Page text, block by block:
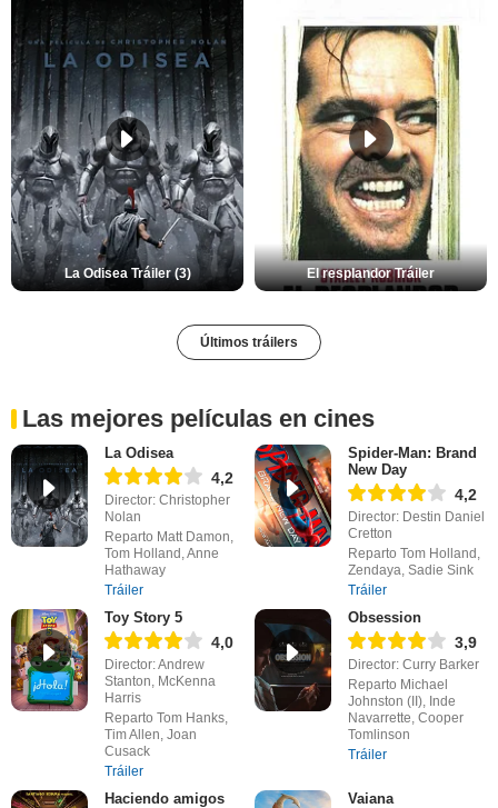
La Odisea Tráiler (3) El resplandor Tráiler
Últimos tráilers
Las mejores películas en cines
La Odisea
4,2
Director: Christopher
Nolan
Reparto Matt Damon,
Tom Holland, Anne
Hathaway
Tráiler
Spider-Man: Brand
New Day
4,2
Director: Destin Daniel
Cretton
Reparto Tom Holland,
Zendaya, Sadie Sink
Tráiler
Toy Story 5
4,0
Director: Andrew
Stanton, McKenna
Harris
Reparto Tom Hanks,
Tim Allen, Joan
Cusack
Tráiler
Obsession
3,9
Director: Curry Barker
Reparto Michael
Johnston (II), Inde
Navarrette, Cooper
Tomlinson
Tráiler
Haciendo amigos Vaiana